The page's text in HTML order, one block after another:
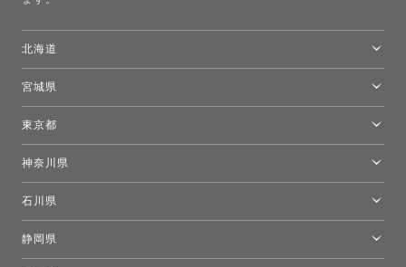
北海道
宮城県
東京都
モーイ東京
キーブー東京
FLOS｜フロスデザインスペース青山
神奈川県
石川県
静岡県